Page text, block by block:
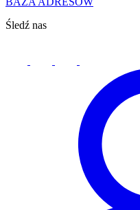
Śledź nas